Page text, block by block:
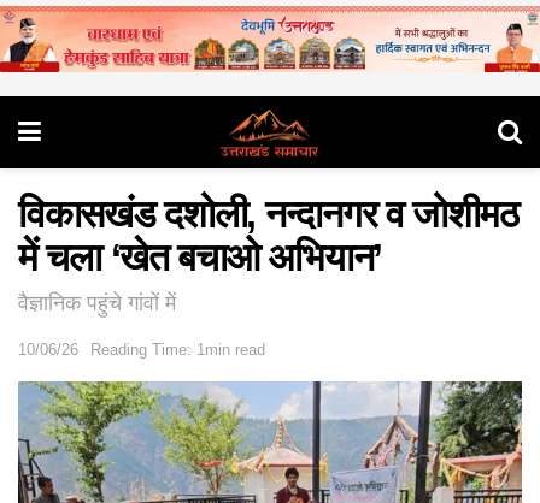
विकासखंड दशोली, नन्दानगर व जोशीमठ
में चला ‘खेत बचाओ अभियान’
वैज्ञानिक पहुंचे गांवों में
10/06/26 Reading Time: 1min read